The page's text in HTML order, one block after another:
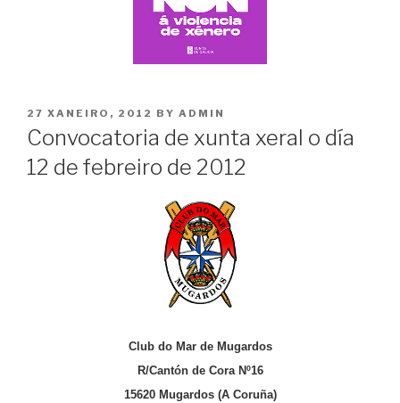
POSTED
ON
27 XANEIRO, 2012 BY ADMIN
Convocatoria de xunta xeral o día
12 de febreiro de 2012
Club do Mar de Mugardos
R/Cantón de Cora Nº16
15620 Mugardos (A Coruña)